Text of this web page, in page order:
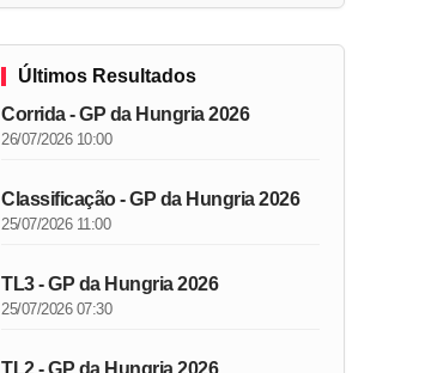
Últimos Resultados
Corrida - GP da Hungria 2026
26/07/2026 10:00
Classificação - GP da Hungria 2026
25/07/2026 11:00
TL3 - GP da Hungria 2026
25/07/2026 07:30
TL2 - GP da Hungria 2026